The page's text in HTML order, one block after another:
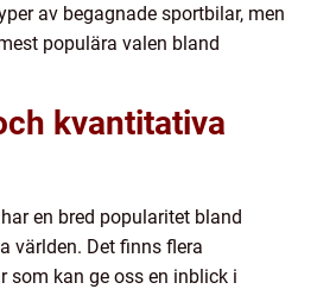
av begagnade sportbilar, men
populära valen bland
kvantitativa
en bred popularitet bland
världen. Det finns flera
som kan ge oss en inblick i